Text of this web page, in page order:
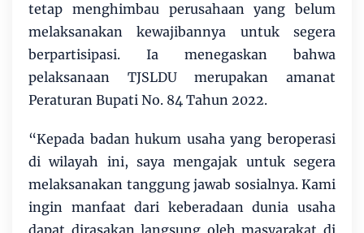
tetap menghimbau perusahaan yang belum
melaksanakan kewajibannya untuk segera
berpartisipasi. Ia menegaskan bahwa
pelaksanaan TJSLDU merupakan amanat
Peraturan Bupati No. 84 Tahun 2022.
“Kepada badan hukum usaha yang beroperasi
di wilayah ini, saya mengajak untuk segera
melaksanakan tanggung jawab sosialnya. Kami
ingin manfaat dari keberadaan dunia usaha